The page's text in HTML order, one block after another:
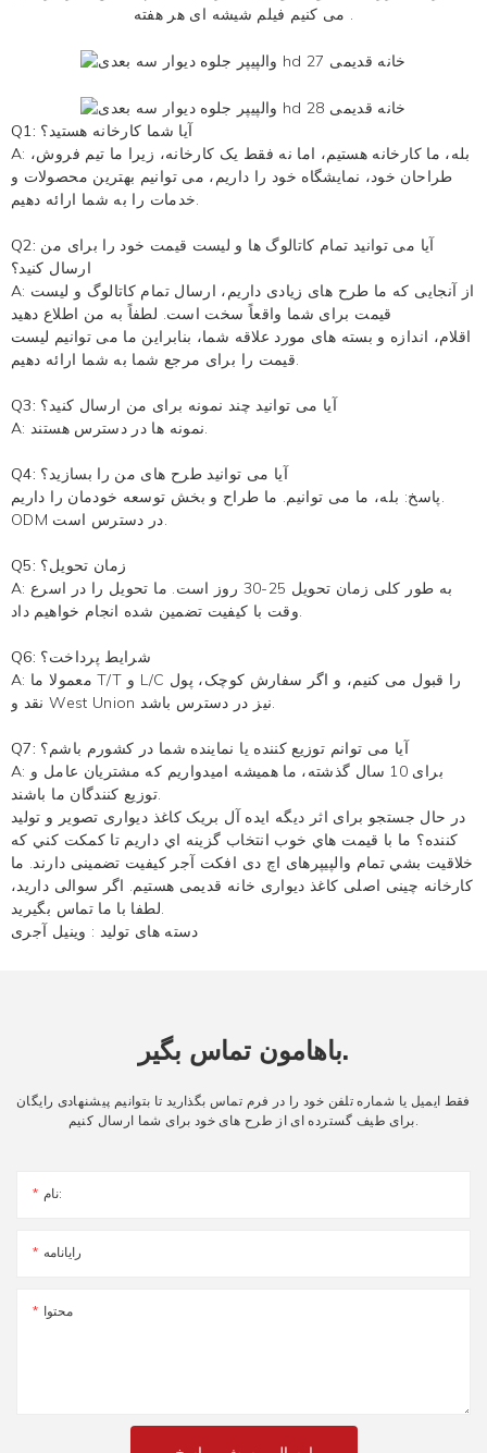
می کنیم فیلم شیشه ای هر هفته .
Q1: آیا شما کارخانه هستید؟
A: بله، ما کارخانه هستیم، اما نه فقط یک کارخانه، زیرا ما تیم فروش،
طراحان خود، نمایشگاه خود را داریم، می توانیم بهترین محصولات و
خدمات را به شما ارائه دهیم.
Q2: آیا می توانید تمام کاتالوگ ها و لیست قیمت خود را برای من
ارسال کنید؟
A: از آنجایی که ما طرح های زیادی داریم، ارسال تمام کاتالوگ و لیست
قیمت برای شما واقعاً سخت است. لطفاً به من اطلاع دهید
اقلام، اندازه و بسته های مورد علاقه شما، بنابراین ما می توانیم لیست
قیمت را برای مرجع شما به شما ارائه دهیم.
Q3: آیا می توانید چند نمونه برای من ارسال کنید؟
A: نمونه ها در دسترس هستند.
Q4: آیا می توانید طرح های من را بسازید؟
پاسخ: بله، ما می توانیم. ما طراح و بخش توسعه خودمان را داریم.
ODM در دسترس است.
Q5: زمان تحویل؟
A: به طور کلی زمان تحویل 25-30 روز است. ما تحویل را در اسرع
وقت با کیفیت تضمین شده انجام خواهیم داد.
Q6: شرایط پرداخت؟
A: معمولا ما T/T و L/C را قبول می کنیم، و اگر سفارش کوچک، پول
نقد و West Union نیز در دسترس باشد.
Q7: آیا می توانم توزیع کننده یا نماینده شما در کشورم باشم؟
A: برای 10 سال گذشته، ما همیشه امیدواریم که مشتریان عامل و
توزیع کنندگان ما باشند.
در حال جستجو برای اثر دیگه ایده آل بریک کاغذ دیواری تصویر و تولید
کننده؟ ما با قيمت هاي خوب انتخاب گزينه اي داريم تا کمکت کني که
خلاقيت بشي تمام والپیپرهای اچ دی افکت آجر کیفیت تضمینی دارند. ما
کارخانه چینی اصلی کاغذ دیواری خانه قدیمی هستیم. اگر سوالی دارید،
لطفا با ما تماس بگیرید.
دسته های تولید : وینیل آجری
باهامون تماس بگير.
فقط ایمیل یا شماره تلفن خود را در فرم تماس بگذارید تا بتوانیم پیشنهادی رایگان
نام:
رایانامه
محتوا